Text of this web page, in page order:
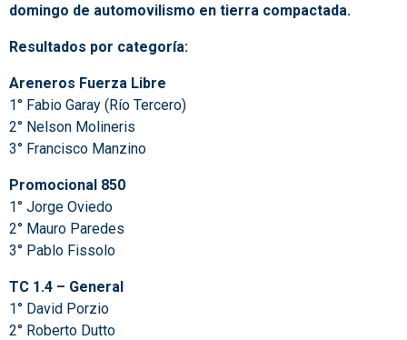
domingo de automovilismo en tierra compactada.
Resultados por categoría:
Areneros Fuerza Libre
1° Fabio Garay (Río Tercero)
2° Nelson Molineris
3° Francisco Manzino
Promocional 850
1° Jorge Oviedo
2° Mauro Paredes
3° Pablo Fissolo
TC 1.4 – General
1° David Porzio
2° Roberto Dutto